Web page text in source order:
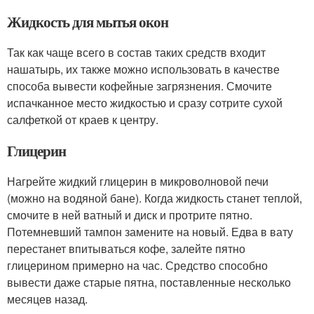
Жидкость для мытья окон
Так как чаще всего в состав таких средств входит
нашатырь, их также можно использовать в качестве
способа вывести кофейные загрязнения. Смочите
испачканное место жидкостью и сразу сотрите сухой
салфеткой от краев к центру.
Глицерин
Нагрейте жидкий глицерин в микроволновой печи
(можно на водяной бане). Когда жидкость станет теплой,
смочите в ней ватный и диск и протрите пятно.
Потемневший тампон замените на новый. Едва в вату
перестанет впитываться кофе, залейте пятно
глицерином примерно на час. Средство способно
вывести даже старые пятна, поставленные несколько
месяцев назад.